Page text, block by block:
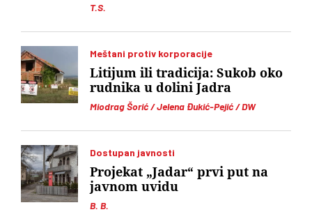
T.S.
Meštani protiv korporacije
Miodrag Šorić / Jelena Đukić-Pejić / DW
Litijum ili tradicija: Sukob oko
rudnika u dolini Jadra
Dostupan javnosti
B. B.
Projekat „Jadar“ prvi put na
javnom uvidu